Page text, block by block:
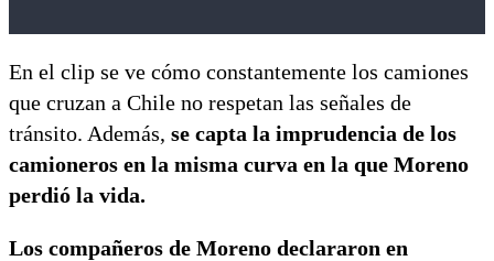
En el clip se ve cómo constantemente los camiones
que cruzan a Chile no respetan las señales de
tránsito. Además, se capta la imprudencia de los
camioneros en la misma curva en la que Moreno
perdió la vida.
Los compañeros de Moreno declararon en